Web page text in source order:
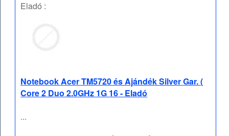
Eladó :
Notebook Acer TM5720 és Ajándék Silver Gar. (
Core 2 Duo 2.0GHz 1G 16 - Eladó
...